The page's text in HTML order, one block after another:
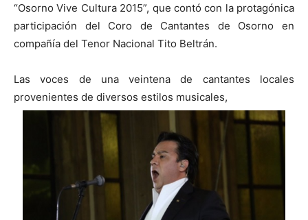
“Osorno Vive Cultura 2015”, que contó con la protagónica
participación del Coro de Cantantes de Osorno en
compañía del Tenor Nacional Tito Beltrán.
Las voces de una veintena de cantantes locales
provenientes de diversos estilos musicales,